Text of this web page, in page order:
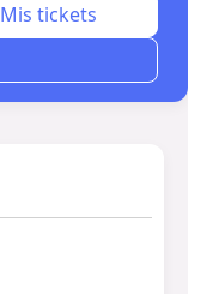
Mis tickets